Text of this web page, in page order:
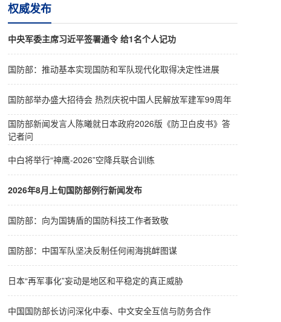
习近平出席2026世界人工智能大会暨人工智能全球
讲话
权威发布
中央军委主席习近平签署通令 给1名个人记功
国防部：推动基本实现国防和军队现代化取得决定性进展
国防部举办盛大招待会 热烈庆祝中国人民解放军建军99周年
国防部新闻发言人陈曦就日本政府2026版《防卫白皮书》答
记者问
中白将举行“神鹰-2026”空降兵联合训练
2026年8月上旬国防部例行新闻发布
国防部：向为国铸盾的国防科技工作者致敬
国防部：中国军队坚决反制任何闹海挑衅图谋
日本“再军事化”妄动是地区和平稳定的真正威胁
中国国防部长访问深化中泰、中文安全互信与防务合作